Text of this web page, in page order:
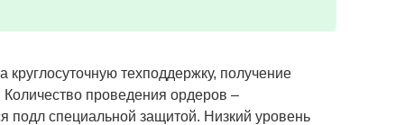
круглосуточную техподдержку, получение
проведения ордеров –
подл специальной защитой. Низкий уровень